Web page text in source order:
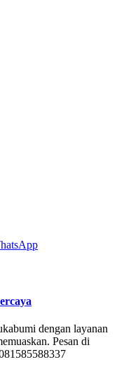
dengan layanan
Pesan di